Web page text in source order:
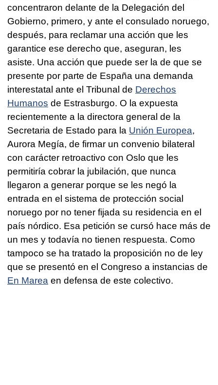
concentraron delante de la Delegación del
Gobierno, primero, y ante el consulado noruego,
después, para reclamar una acción que les
garantice ese derecho que, aseguran, les
asiste. Una acción que puede ser la de que se
presente por parte de España una demanda
interestatal ante el Tribunal de Derechos
Humanos de Estrasburgo. O la expuesta
recientemente a la directora general de la
Secretaria de Estado para la Unión Europea,
Aurora Megía, de firmar un convenio bilateral
con carácter retroactivo con Oslo que les
permitiría cobrar la jubilación, que nunca
llegaron a generar porque se les negó la
entrada en el sistema de protección social
noruego por no tener fijada su residencia en el
país nórdico. Esa petición se cursó hace más de
un mes y todavía no tienen respuesta. Como
tampoco se ha tratado la proposición no de ley
que se presentó en el Congreso a instancias de
En Marea en defensa de este colectivo.